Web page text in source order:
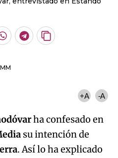
Whatsapp
Telegram
Copiar
+A -A
ha confesado en
su intención de
. Así lo ha explicado